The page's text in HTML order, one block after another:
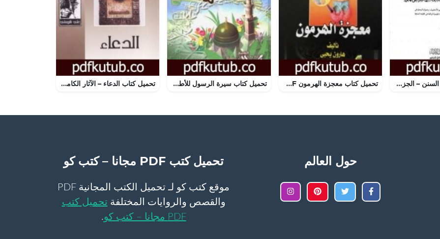
تحميل كتاب إعلاء السنن – الجزء العاشر: الحج PDF تأليف ظفر أحمد العثماني التهانوي مجانا [كامل] تحميل كتاب معجزة الهرمون PDF تأليف هارون يحيى مجانا [كامل] تحميل كتاب سيرة الرسول للأطفال PDF تأليف محمود المصري أبو عمار مجانا [كامل] تحميل كتاب الدعاء – الآثار الكاملة PDF تأليف علي شريعتي مجانا [كامل]
حول العالم تحميل كتب PDF مجانا – كتب كو
موقع كتب كو لـ تحميل الكتب المجانية PDF
والقصص والروايات المختلفة تحميل كتب
PDF مجانا – كتب كو
.